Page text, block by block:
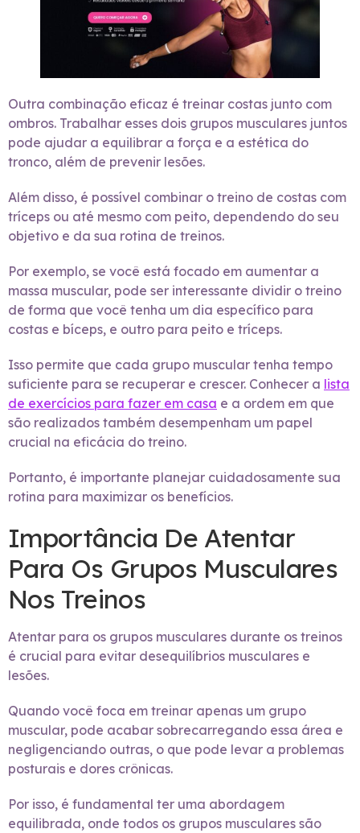
Outra combinação eficaz é treinar costas junto com
ombros. Trabalhar esses dois grupos musculares juntos
pode ajudar a equilibrar a força e a estética do
tronco, além de prevenir lesões.
Além disso, é possível combinar o treino de costas com
tríceps ou até mesmo com peito, dependendo do seu
objetivo e da sua rotina de treinos.
Por exemplo, se você está focado em aumentar a
massa muscular, pode ser interessante dividir o treino
de forma que você tenha um dia específico para
costas e bíceps, e outro para peito e tríceps.
Isso permite que cada grupo muscular tenha tempo
suficiente para se recuperar e crescer. Conhecer a lista
de exercícios para fazer em casa e a ordem em que
são realizados também desempenham um papel
crucial na eficácia do treino.
Portanto, é importante planejar cuidadosamente sua
rotina para maximizar os benefícios.
Importância De Atentar
Para Os Grupos Musculares
Nos Treinos
Atentar para os grupos musculares durante os treinos
é crucial para evitar desequilíbrios musculares e
lesões.
Quando você foca em treinar apenas um grupo
muscular, pode acabar sobrecarregando essa área e
negligenciando outras, o que pode levar a problemas
posturais e dores crônicas.
Por isso, é fundamental ter uma abordagem
equilibrada, onde todos os grupos musculares são